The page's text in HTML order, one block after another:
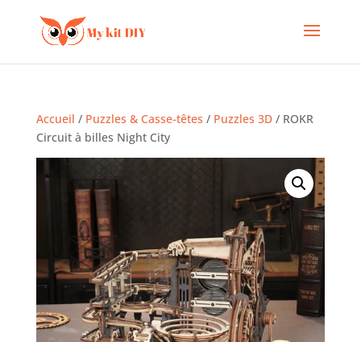
Accueil / Puzzles & Casse-têtes / Puzzles 3D/ ROKR
Circuit à billes Night City